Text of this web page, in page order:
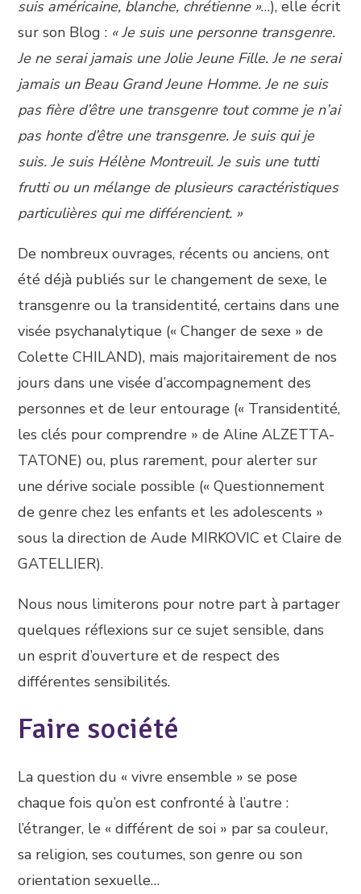
suis américaine, blanche, chrétienne »…), elle écrit
sur son Blog : « Je suis une personne transgenre.
Je ne serai jamais une Jolie Jeune Fille. Je ne serai
jamais un Beau Grand Jeune Homme. Je ne suis
pas fière d’être une transgenre tout comme je n’ai
pas honte d’être une transgenre. Je suis qui je
suis. Je suis Hélène Montreuil. Je suis une tutti
frutti ou un mélange de plusieurs caractéristiques
particulières qui me différencient. »
De nombreux ouvrages, récents ou anciens, ont
été déjà publiés sur le changement de sexe, le
transgenre ou la transidentité, certains dans une
visée psychanalytique (« Changer de sexe » de
Colette CHILAND), mais majoritairement de nos
jours dans une visée d’accompagnement des
personnes et de leur entourage (« Transidentité,
les clés pour comprendre » de Aline ALZETTA-
TATONE) ou, plus rarement, pour alerter sur
une dérive sociale possible (« Questionnement
de genre chez les enfants et les adolescents »
sous la direction de Aude MIRKOVIC et Claire de
GATELLIER).
Nous nous limiterons pour notre part à partager
quelques réflexions sur ce sujet sensible, dans
un esprit d’ouverture et de respect des
différentes sensibilités.
Faire société
La question du « vivre ensemble » se pose
chaque fois qu’on est confronté à l’autre :
l’étranger, le « différent de soi » par sa couleur,
sa religion, ses coutumes, son genre ou son
orientation sexuelle…